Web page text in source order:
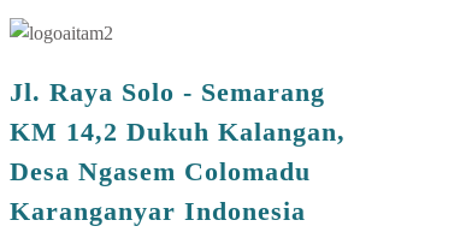
Jl. Raya Solo - Semarang
KM 14,2 Dukuh Kalangan,
Desa Ngasem Colomadu
Karanganyar Indonesia